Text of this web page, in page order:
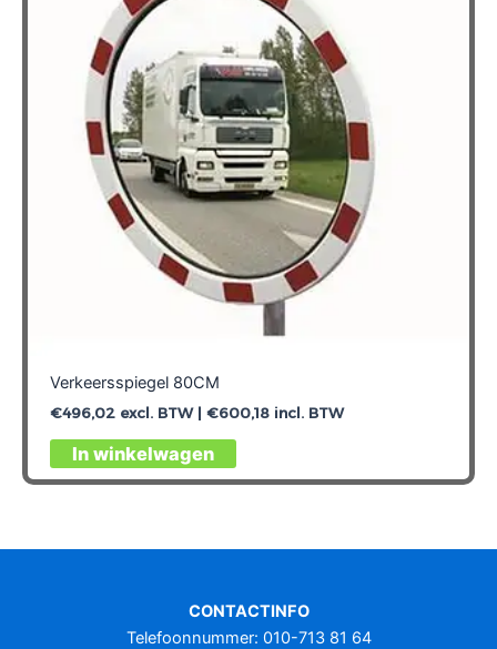
Verkeersspiegel 80CM
€496,02excl. BTW | €600,18incl. BTW
In winkelwagen
CONTACTINFO
Telefoonnummer: 010-713 81 64